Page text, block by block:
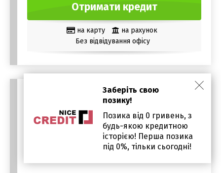
Отримати кредит
на карту
на рахунок
Без відвідування офісу
Заберіть свою
позику!
Позика від 0 гривень, з
будь-якою кредитною
історією! Перша позика
під 0%, тільки сьогодні!